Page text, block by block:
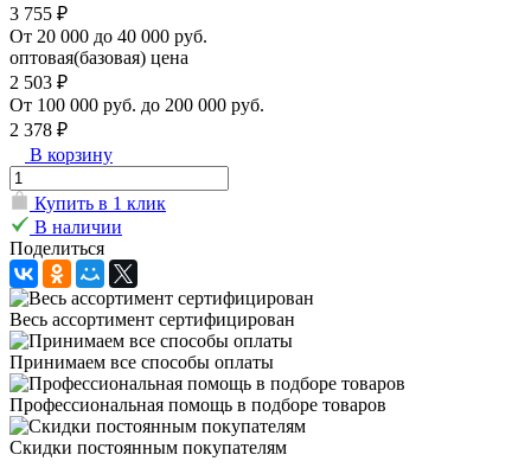
3 755 ₽
От 20 000 до 40 000 руб.
оптовая(базовая) цена
2 503 ₽
От 100 000 руб. до 200 000 руб.
2 378 ₽
В корзину
Купить в 1 клик
В наличии
Поделиться
Весь ассортимент сертифицирован
Принимаем все способы оплаты
Профессиональная помощь в подборе товаров
Скидки постоянным покупателям